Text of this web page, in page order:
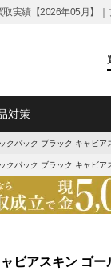
実績【2026年05月】
対策
クパック ブラック キャビ
クパック ブラック キャビ
ビアスキン ゴ